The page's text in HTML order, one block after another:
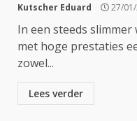
Kutscher Eduard 27/
In een steeds
met hoge prestaties
zowel...
Lees verder